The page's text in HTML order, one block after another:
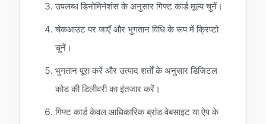
उपलब्ध डिनोमिनेशंस के अनुसार गिफ्ट कार्ड मूल्य चुनें।
चेकआउट पर जाएँ और भुगतान विधि के रूप में क्रिप्टो
चुनें।
भुगतान पूरा करें और उत्पाद शर्तों के अनुसार डिजिटल
कोड की डिलीवरी का इंतजार करें।
गिफ्ट कार्ड केवल आधिकारिक ब्रांड वेबसाइट या ऐप के